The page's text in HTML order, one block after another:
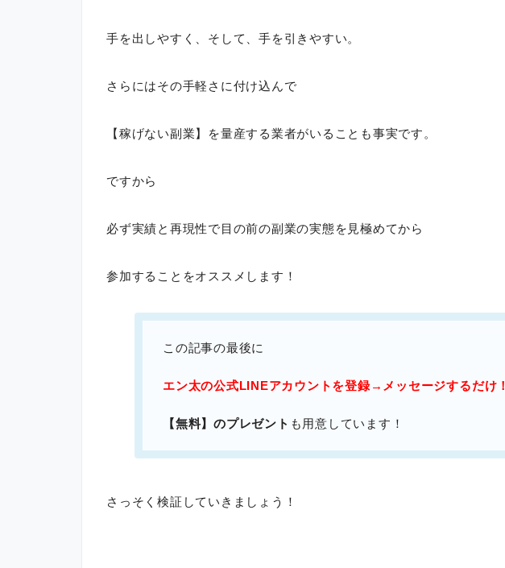
手を出しやすく、そして、手を引きやすい。
さらにはその手軽さに付け込んで
【稼げない副業】を量産する業者がいることも事実です。
ですから
必ず実績と再現性で目の前の副業の実態を見極めてから
参加することをオススメします！
この記事の最後に
エン太の公式LINEアカウントを登録→メッセージするだけ！
【無料】のプレゼント も用意しています！
さっそく検証していきましょう！